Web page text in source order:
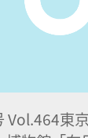
Vol.464東